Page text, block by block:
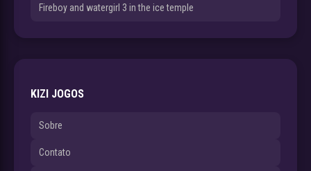
Fireboy and watergirl 3 in the ice temple
KIZI JOGOS
Sobre
Contato